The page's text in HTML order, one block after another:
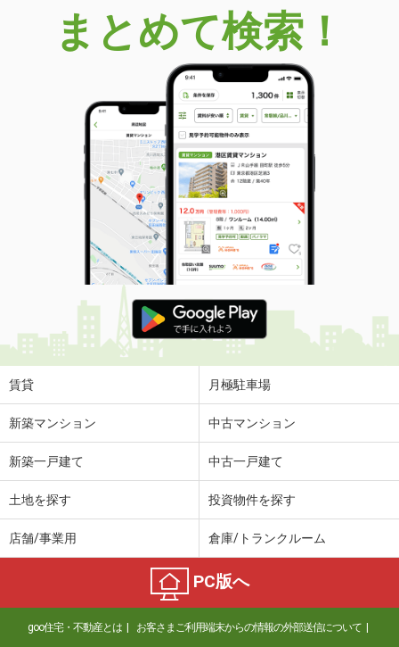
まとめて検索！
賃貸 月極駐車場
新築マンション 中古マンション
新築一戸建て 中古一戸建て
土地を探す 投資物件を探す
店舗/事業用 倉庫/トランクルーム
PC版へ
goo住宅・不動産とは お客さまご利用端末からの情報の外部送信について